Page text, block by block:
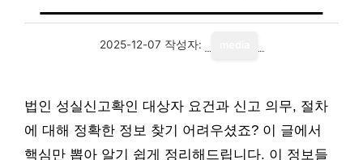
2025-12-07 작성자:
법인 성실신고확인 대상자 요건과 신고 의무, 절차
에 대해 정확한 정보 찾기 어려우셨죠? 이 글에서
핵심만 뽑아 알기 쉽게 정리해드립니다. 이 정보들